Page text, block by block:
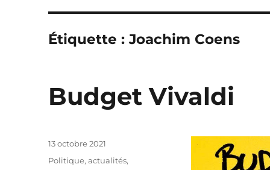
Étiquette :Joachim Coens
Budget Vivaldi
Publié
13 octobre 2021
Catégories
Politique, actualités,